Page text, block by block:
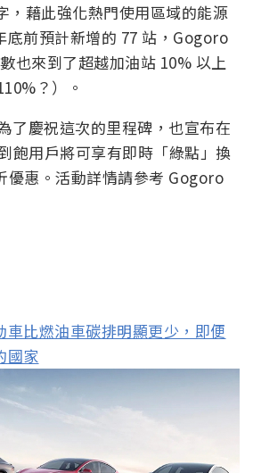
，藉此強化熱門使用區域的能源
底前預計新增的 77 站，Gogoro
也來到了超越加油站 10% 以上
？）。
慶祝這次的里程碑，也宣布在
飽用戶將可享有即時「綠點」換
優惠。活動詳情請參考 Gogoro
比燃油車碳排明顯更少，即便
國家